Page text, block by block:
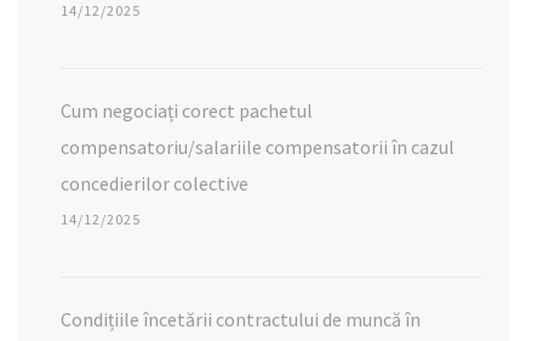
14/12/2025
Cum negociați corect pachetul
compensatoriu/salariile compensatorii în cazul
concedierilor colective
14/12/2025
Condițiile încetării contractului de muncă în